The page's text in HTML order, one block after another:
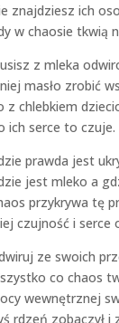
znajdziesz ich
w chaosie tkwią
z mleka
masło zrobić
z chlebkiem
ich serce to czuje.
prawda jest
jest mleko a
przykrywa tę
czujność i serce
ze swoich
co chaos
wewnętrznej
rdzeń zobaczył i